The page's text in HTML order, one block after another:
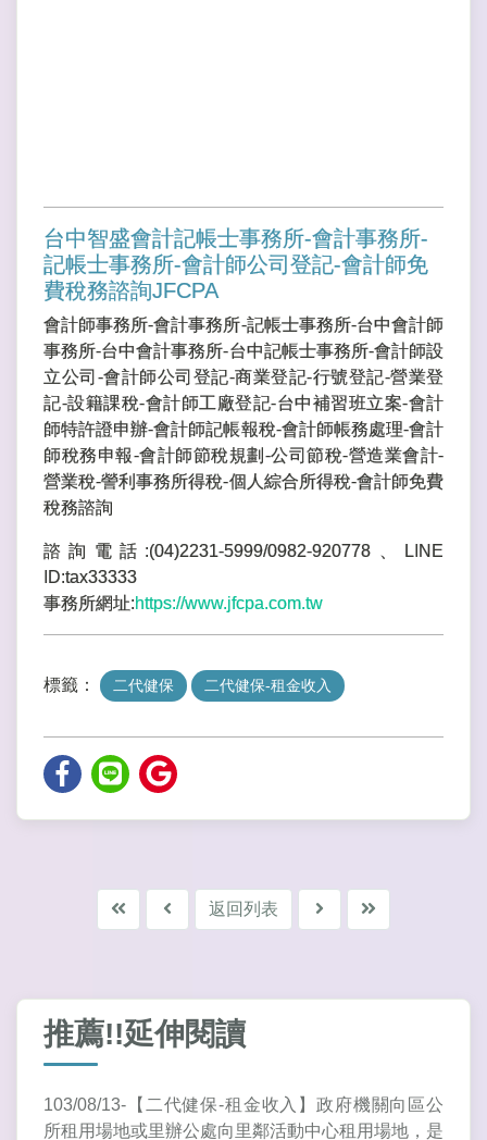
台中智盛會計記帳士事務所-會計事務所-
記帳士事務所-會計師公司登記-會計師免
費稅務諮詢JFCPA
會計師事務所-會計事務所-記帳士事務所-台中會計師
事務所-台中會計事務所-台中記帳士事務所-會計師設
立公司-會計師公司登記-商業登記-行號登記-營業登
記-設籍課稅-會計師工廠登記-台中補習班立案-會計
師特許證申辦-會計師記帳報稅-會計師帳務處理-會計
師稅務申報-會計師節稅規劃-公司節稅-營造業會計-
營業稅-謍利事務所得稅-個人綜合所得稅-會計師免費
稅務諮詢
諮詢電話:(04)2231-5999/0982-920778、LINE
ID:tax33333
事務所網址:https://www.jfcpa.com.tw
標籤： 二代健保 二代健保-租金收入
返回列表
推薦!!延伸閱讀
103/08/13-【二代健保-租金收入】政府機關向區公
所租用場地或里辦公處向里鄰活動中心租用場地，是